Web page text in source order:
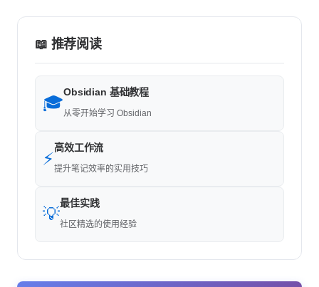
📖 推荐阅读
🎓
Obsidian 基础教程
从零开始学习 Obsidian
⚡
高效工作流
提升笔记效率的实用技巧
💡
最佳实践
社区精选的使用经验